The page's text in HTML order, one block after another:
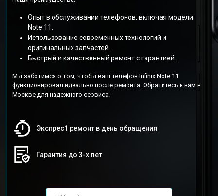
Опыт в обслуживании телефонов, включая модели
Note 11.
Использование современных технологий и
оригинальных запчастей.
Быстрый и качественный ремонт с гарантией.
Мы заботимся о том, чтобы ваш телефон Infinix Note 11
функционировал идеально после ремонта. Обратитесь к нам в
Москве для надежного сервиса!
Экспрес1 ремонт в день обращения
Гарантия до 3-х лет